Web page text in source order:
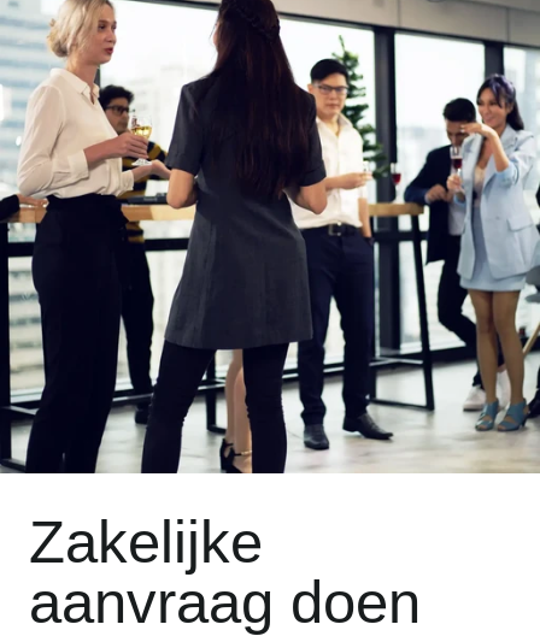
Zakelijke
aanvraag doen